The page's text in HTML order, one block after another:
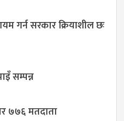
गर्न सरकार क्रियाशील छः
सम्पन्न
७७६ मतदाता